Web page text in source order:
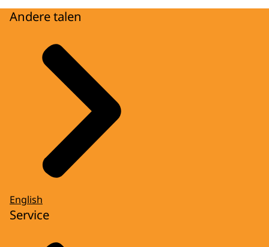
Andere talen
English
Service